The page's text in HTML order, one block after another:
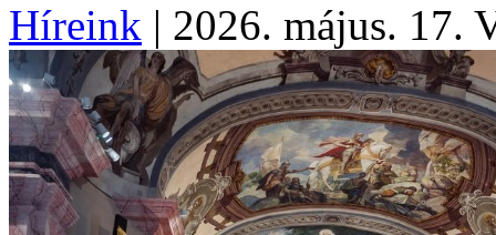
Híreink | 2026. május. 17.